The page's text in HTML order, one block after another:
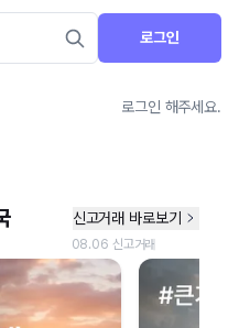
로그인
로그인 해주세요.